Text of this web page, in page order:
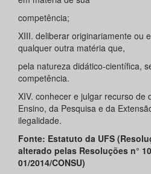
competência;
XIII. deliberar originariamente ou
qualquer outra matéria que,
pela natureza didático-científica,
competência.
XIV. conhecer e julgar recurso de
Ensino, da Pesquisa e da
ilegalidade.
Fonte: Estatuto da UFS
alterado pelas Resoluções n°
01/2014/CONSU)